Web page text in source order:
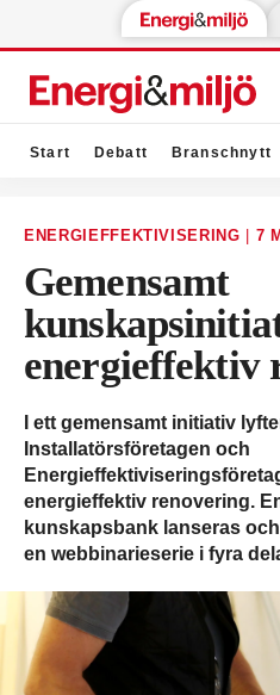
Start Debatt Branschnytt
ENERGIEFFEKTIVISERING 7
Gemensamt
energieffektiv
I ett gemensamt initiativ
Installatörsföretagen och
energieffektiv renovering.
kunskapsbank lanseras
en webbinarieserie i fyra